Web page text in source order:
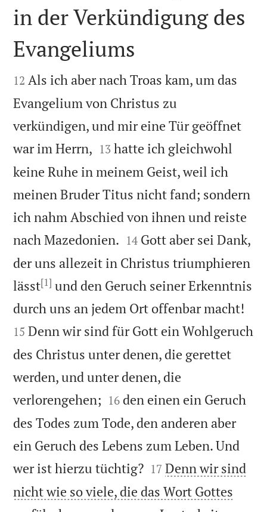

in der Verkündigung des
Evangeliums

12 Als ich aber nach Troas kam, um das
Evangelium von Christus zu
verkündigen, und mir eine Tür geöffnet
war im Herrn, 

13 hatte ich gleichwohl
keine Ruhe in meinem Geist, weil ich
meinen Bruder Titus nicht fand; sondern
ich nahm Abschied von ihnen und reiste
nach Mazedonien. 

14 Gott aber sei Dank,
der uns allezeit in Christus triumphieren
lässt[1] und den Geruch seiner Erkenntnis
durch uns an jedem Ort offenbar macht!
15 Denn wir sind für Gott ein Wohlgeruch
des Christus unter denen, die gerettet
werden, und unter denen, die
verlorengehen; 

16 den einen ein Geruch
des Todes zum Tode, den anderen aber
ein Geruch des Lebens zum Leben. Und
wer ist hierzu tüchtig?
17 Denn wir sind
nicht wie so viele, die das Wort Gottes